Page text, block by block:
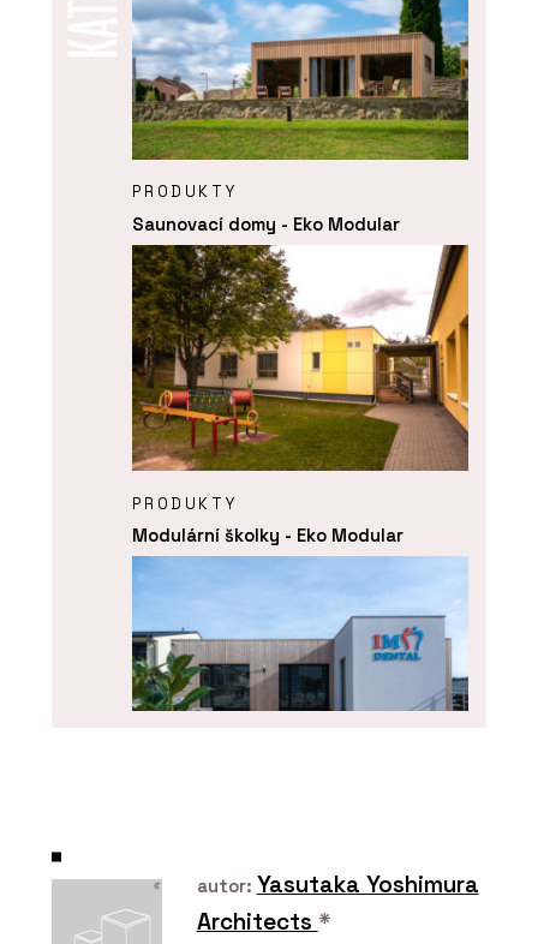
PRODUKTY
Saunovací domy - Eko Modular
PRODUKTY
Modulární školky - Eko Modular
autor: Yasutaka Yoshimura
Architects *